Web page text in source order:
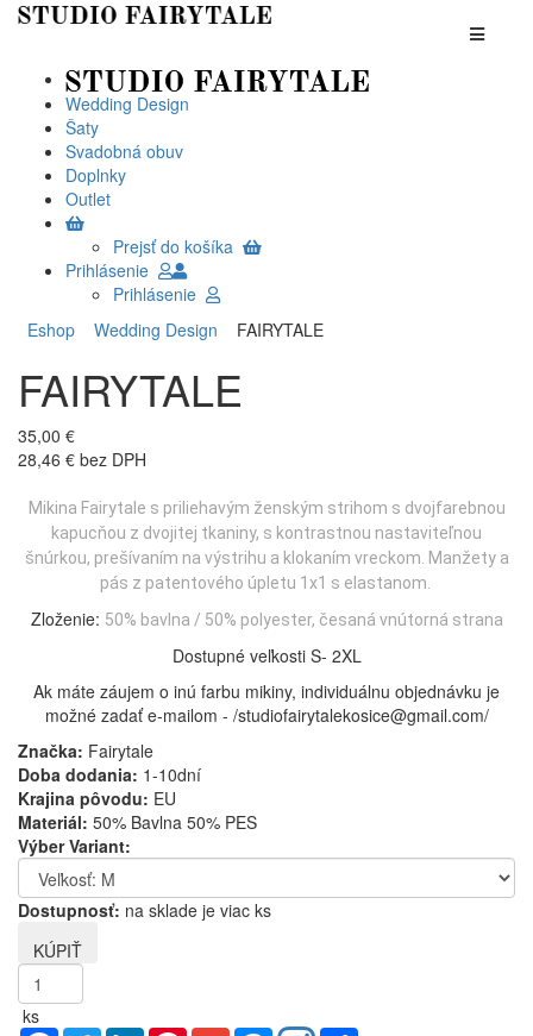
Wedding Design
Šaty
Svadobná obuv
Doplnky
Outlet
Prejsť do košíka
Prihlásenie
Prihlásenie
Eshop
Wedding Design FAIRYTALE
FAIRYTALE
35,00 €
28,46 € bez DPH
Mikina Fairytale s priliehavým ženským strihom s dvojfarebnou
kapucňou z dvojitej tkaniny, s kontrastnou nastaviteľnou
šnúrkou, prešívaním na výstrihu a klokaním vreckom. Manžety a
pás z patentového úpletu 1x1 s elastanom.
Zloženie: 50% bavlna / 50% polyester, česaná vnútorná strana
Dostupné veľkosti S- 2XL
Ak máte záujem o inú farbu mikiny, individuálnu objednávku je
možné zadať e-mailom - /studiofairytalekosice@gmail.com/
Značka: Fairytale
Doba dodania: 1-10dní
Krajina pôvodu: EU
Materiál: 50% Bavlna 50% PES
Výber Variant:
Dostupnosť: na sklade je viac ks
ks